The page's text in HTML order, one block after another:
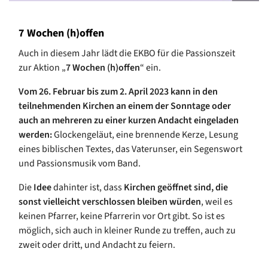
7 Wochen (h)offen
Auch in diesem Jahr lädt die EKBO für die Passionszeit
zur Aktion „7 Wochen (h)offen“ ein.
Vom26. Februar bis zum 2. April 2023 kann in den
teilnehmenden Kirchen an einem der Sonntage oder
auch an mehreren zu einer kurzen Andacht eingeladen
werden:Glockengeläut, eine brennende Kerze, Lesung
eines biblischen Textes, das Vaterunser, ein Segenswort
und Passionsmusik vom Band.
DieIdeedahinter ist, dassKirchen geöffnet sind, die
sonst vielleicht verschlossen bleiben würden, weil es
keinen Pfarrer, keine Pfarrerin vor Ort gibt. So ist es
möglich, sich auch in kleiner Runde zu treffen, auch zu
zweit oder dritt, und Andacht zu feiern.